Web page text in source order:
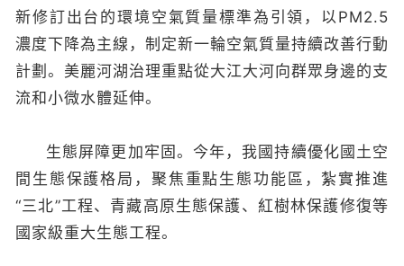
新修訂出台的環境空氣質量標準為引領，以PM2.5
濃度下降為主線，制定新一輪空氣質量持續改善行動
計劃。美麗河湖治理重點從大江大河向群眾身邊的支
流和小微水體延伸。
生態屏障更加牢固。今年，我國持續優化國土空
間生態保護格局，聚焦重點生態功能區，紮實推進
“三北”工程、青藏高原生態保護、紅樹林保護修復等
國家級重大生態工程。